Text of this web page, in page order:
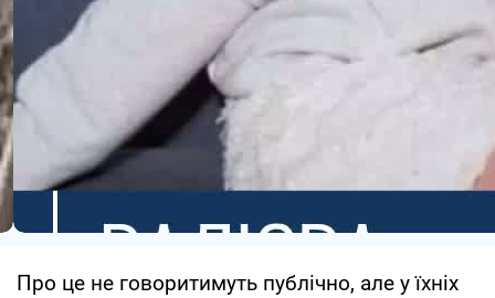
Про це не говоритимуть публічно, але у їхніх